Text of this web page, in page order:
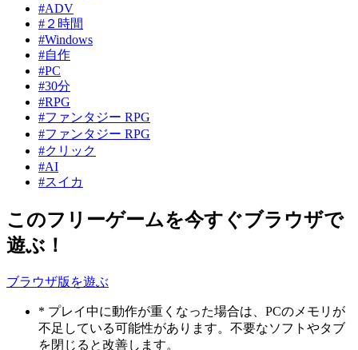
#ADV
#２時間
#Windows
#自作
#PC
#30分
#RPG
#ファンタジー RPG
#ファンタジー RPG
#クリック
#AI
#スイカ
このフリーゲームを今すぐブラウザで
遊ぶ！
ブラウザ版を遊ぶ
* プレイ中に動作が重くなった場合は、PCのメモリが
不足している可能性があります。不要なソフトやタブ
を閉じると改善します。